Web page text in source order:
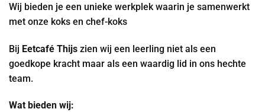
Wij bieden je een unieke werkplek waarin je samenwerkt
met onze koks en chef-koks
Bij Eetcafé Thijs zien wij een leerling niet als een
goedkope kracht maar als een waardig lid in ons hechte
team.
Wat bieden wij: